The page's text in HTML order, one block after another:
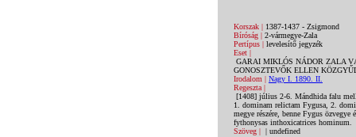
Korszak |1387-1437 - Zsigmond
Bíróság |2-vármegye-Zala
Pertípus |levelesítő jegyzék
Eset |
GARAI MIKLÓS NÁDOR ZALA
GONOSZTEVŐK ELLEN
Irodalom | Nagy I. 1890. II.
Regeszta |
[1408] július 2-6. Mándhida falu
1. dominam relictam Fygusa, 2.
megye részére, benne Fygus
fythonysas inthoxicatrices hominum.
Szöveg || undefined